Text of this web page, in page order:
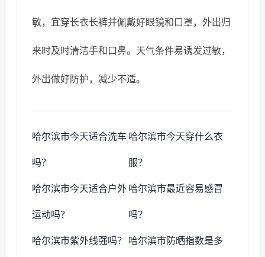
敏，宜穿长衣长裤并佩戴好眼镜和口罩，外出归
来时及时清洁手和口鼻。天气条件易诱发过敏，
外出做好防护，减少不适。
哈尔滨市今天适合洗车
吗？
哈尔滨市今天穿什么衣
服？
哈尔滨市今天适合户外
运动吗？
哈尔滨市最近容易感冒
吗？
哈尔滨市紫外线强吗？ 哈尔滨市防晒指数是多